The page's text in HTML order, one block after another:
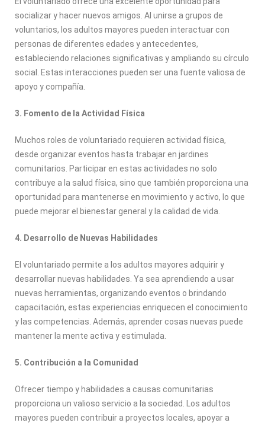
socializar y hacer nuevos amigos. Al unirse a grupos de
voluntarios, los adultos mayores pueden interactuar con
personas de diferentes edades y antecedentes,
estableciendo relaciones significativas y ampliando su círculo
social. Estas interacciones pueden ser una fuente valiosa de
apoyo y compañía.
3. Fomento de la Actividad Física
Muchos roles de voluntariado requieren actividad física,
desde organizar eventos hasta trabajar en jardines
comunitarios. Participar en estas actividades no solo
contribuye a la salud física, sino que también proporciona una
oportunidad para mantenerse en movimiento y activo, lo que
puede mejorar el bienestar general y la calidad de vida.
4. Desarrollo de Nuevas Habilidades
El voluntariado permite a los adultos mayores adquirir y
desarrollar nuevas habilidades. Ya sea aprendiendo a usar
nuevas herramientas, organizando eventos o brindando
capacitación, estas experiencias enriquecen el conocimiento
y las competencias. Además, aprender cosas nuevas puede
mantener la mente activa y estimulada.
5. Contribución a la Comunidad
Ofrecer tiempo y habilidades a causas comunitarias
proporciona un valioso servicio a la sociedad. Los adultos
mayores pueden contribuir a proyectos locales, apoyar a